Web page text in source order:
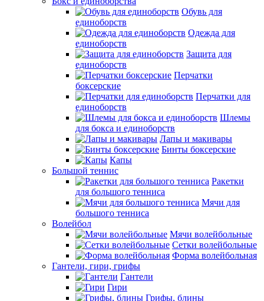
Обувь для
единоборств
Одежда для
единоборств
Защита для
единоборств
Перчатки
боксерские
Перчатки для
единоборств
Шлемы
для бокса и единоборств
Лапы и макивары
Бинты боксерские
Капы
Большой теннис
Ракетки
для большого тенниса
Мячи для
большого тенниса
Волейбол
Мячи волейбольные
Сетки волейбольные
Форма волейбольная
Гантели, гири, грифы
Гантели
Гири
Грифы, блины